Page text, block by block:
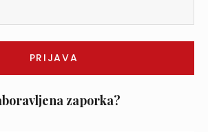
zaporka?